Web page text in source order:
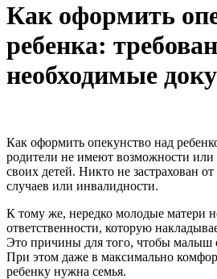
Как оформить
ребенка:
необходимые
Как оформить опекунство над
родители не имеют возможности или
своих детей. Никто не застрахован
случаев или инвалидности.
К тому же, нередко молодые матери
ответственности, которую
Это причины для того, чтобы малыш
При этом даже в максимально
ребенку нужна семья.